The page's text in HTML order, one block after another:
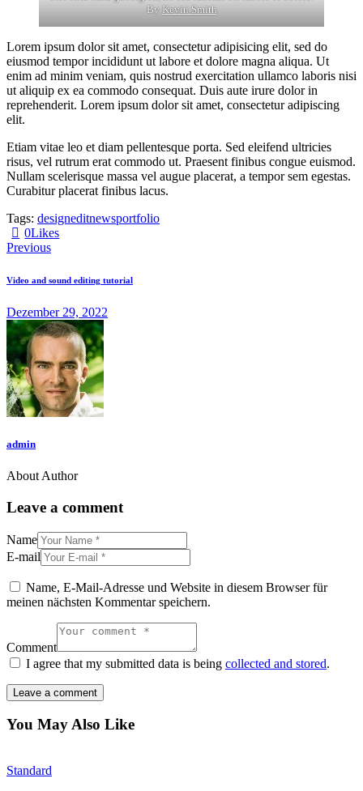
By Kevin Smith
Lorem ipsum dolor sit amet, consectetur adipisicing elit, sed do
eiusmod tempor incididunt ut labore et dolore magna aliqua. Ut
enim ad minim veniam, quis nostrud exercitation ullamco laboris nisi
ut aliquip ex ea commodo consequat. Duis aute irure dolor in
reprehenderit. Lorem ipsum dolor sit amet, consectetur adipiscing
elit.
Etiam vitae leo et diam pellentesque porta. Sed eleifend ultricies
risus, vel rutrum erat commodo ut. Praesent finibus congue euismod.
Nullam scelerisque massa vel augue placerat, a tempor sem egestas.
Curabitur placerat finibus lacus.
Tags: designeditnewsportfolio
0Likes
Previous
Video and sound editing tutorial
Dezember 29, 2022
admin
About Author
Leave a comment
Name
E-mail
Name, E-Mail-Adresse und Website in diesem Browser für
meinen nächsten Kommentar speichern.
Comment
I agree that my submitted data is being collected and stored.
You May Also Like
Standard